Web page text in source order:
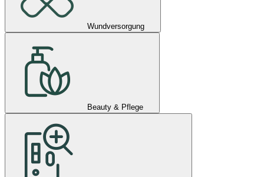
Wundversorgung
Beauty & Pflege